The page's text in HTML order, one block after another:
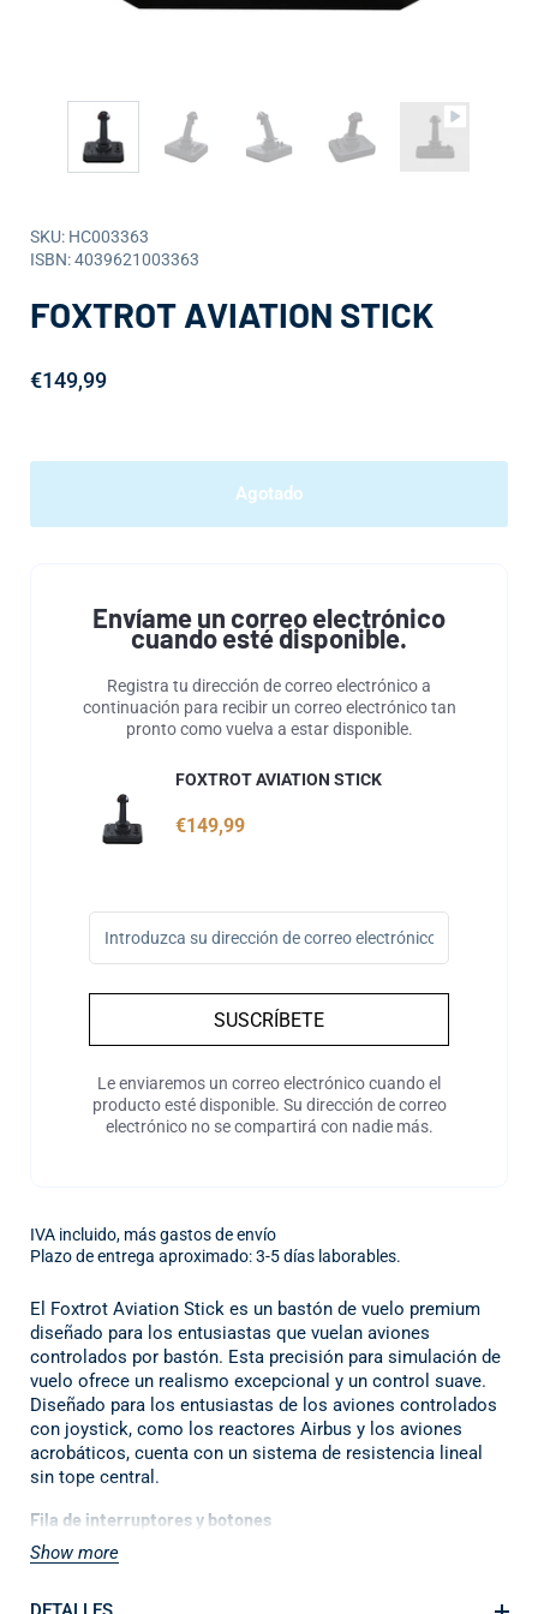
SKU: HC003363
ISBN: 4039621003363
FOXTROT AVIATION STICK
€149,99
Agotado
Envíame un correo electrónico
cuando esté disponible.
Registra tu dirección de correo electrónico a
continuación para recibir un correo electrónico tan
pronto como vuelva a estar disponible.
FOXTROT AVIATION STICK
€149,99
SUSCRÍBETE
Le enviaremos un correo electrónico cuando el
producto esté disponible. Su dirección de correo
electrónico no se compartirá con nadie más.
IVA incluido, más gastos de envío
Plazo de entrega aproximado: 3-5 días laborables.
El Foxtrot Aviation Stick es un bastón de vuelo premium
diseñado para los entusiastas que vuelan aviones
controlados por bastón. Esta precisión para simulación de
vuelo ofrece un realismo excepcional y un control suave.
Diseñado para los entusiastas de los aviones controlados
con joystick, como los reactores Airbus y los aviones
acrobáticos, cuenta con un sistema de resistencia lineal
sin tope central.
Fila de interruptores y botones
Equipado con 5 interruptores bidireccionales y 4 botones
de acción programables, que ofrecen un acceso rápido a
Show more